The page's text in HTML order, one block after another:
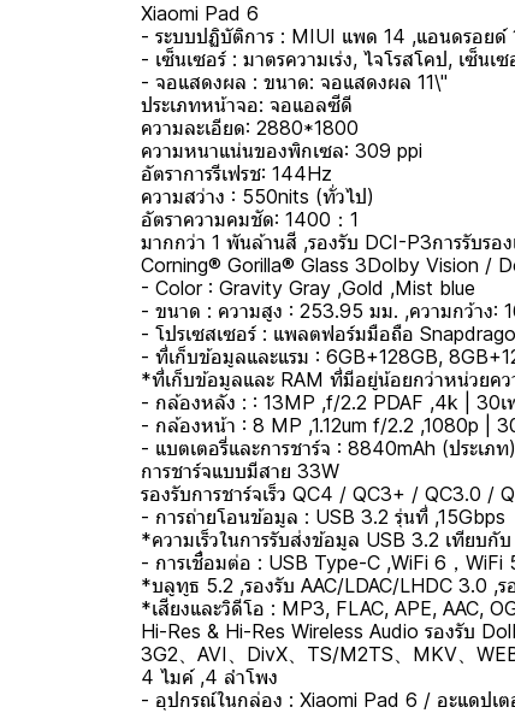
Xiaomi Pad 6
- ระบบปฏิบัติการ : MIUI แพด 14 ,แอนดรอยด์
- เซ็นเซอร์ : มาตรความเร่ง, ไจโรสโคป, เซ็น
- จอแสดงผล : ขนาด: จอแสดงผล 11\"
ประเภทหน้าจอ: จอแอลซีดี
ความละเอียด: 2880*1800
ความหนาแน่นของพิกเซล: 309 ppi
อัตราการรีเฟรช: 144Hz
ความสว่าง : 550nits (ทั่วไป)
อัตราความคมชัด: 1400：1
มากกว่า 1 พันล้านสี ,รองรับ DCI-P3การรับรอ
Corning® Gorilla® Glass 3Dolby Vision /
- Color : Gravity Gray ,Gold ,Mist blue
- ขนาด : ความสูง : 253.95 มม. ,ความกว้าง:
- โปรเซสเซอร์ : แพลตฟอร์มมือถือ
- ที่เก็บข้อมูลและแรม : 6GB+128GB,
*ที่เก็บข้อมูลและ RAM ที่มีอยู่น้อยกว่าหน่วยค
- กล้องหลัง : : 13MP ,f/2.2 PDAF ,4k | 30
- กล้องหน้า : 8 MP ,1.12um f/2.2 ,1080p |
- แบตเตอรี่และการชาร์จ : 8840mAh (ประเภ
การชาร์จแบบมีสาย 33W
รองรับการชาร์จเร็ว QC4 / QC3+ / QC3.0 /
- การถ่ายโอนข้อมูล : USB 3.2 รุ่นที่ ,15Gbps
*ความเร็วในการรับส่งข้อมูล USB 3.2 เทียบ
- การเชื่อมต่อ : USB Type-C ,WiFi 6，
*บลูทูธ 5.2 ,รองรับ AAC/LDAC/LHDC 3.0 ,ร
*เสียงและวิดีโอ : MP3, FLAC, APE, AAC,
Hi-Res & Hi-Res Wireless Audio รองรับ
3G2、AVI、DivX、TS/M2TS、MKV、
4 ไมค์ ,4 ลำโพง
- อุปกรณ์ในกล่อง : Xiaomi Pad 6 / อะแดปเ